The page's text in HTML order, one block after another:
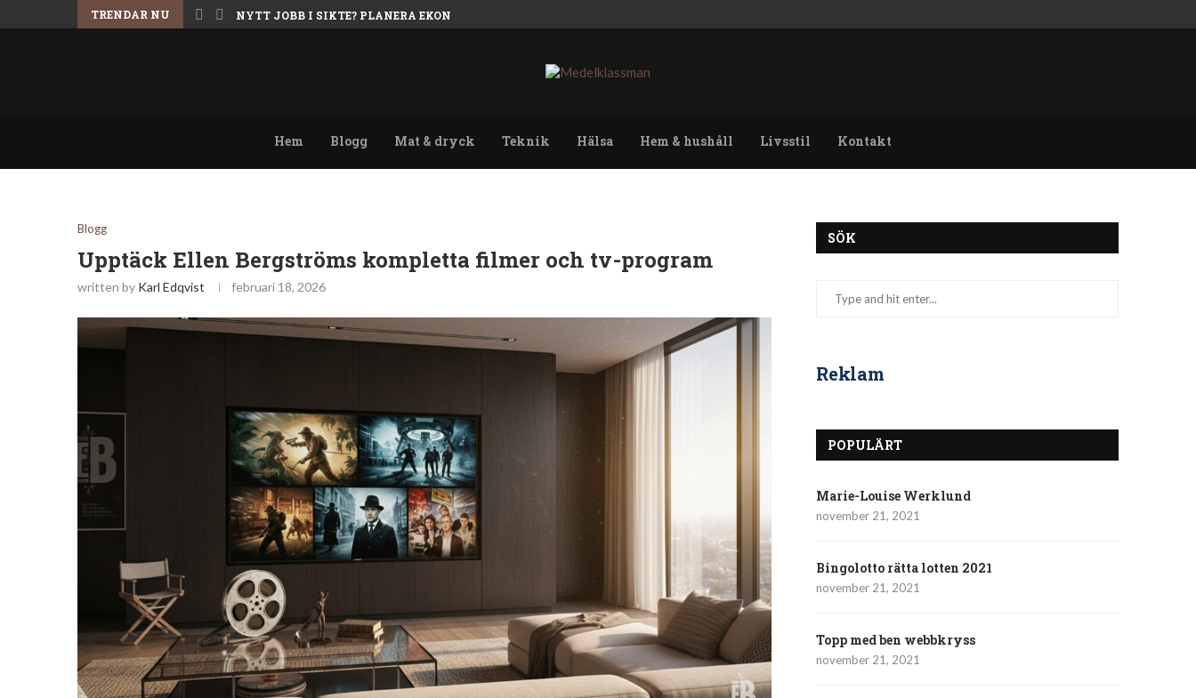
TRENDAR NU NYTT JOBB I SIKTE? PLANERA EKONOMIN INFÖR KARRIÄRBYTET
Hem Blogg Mat & dryck Teknik Hälsa Hem & hushåll Livsstil Kontakt
Blogg
Upptäck Ellen Bergströms kompletta filmer och tv-program
written by Karl Edqvist februari 18, 2026
SÖK
Reklam
POPULÄRT
Marie-Louise Werklund
november 21, 2021
Bingolotto rätta lotten 2021
november 21, 2021
Topp med ben webbkryss
november 21, 2021